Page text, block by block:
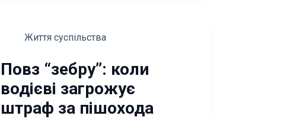
Життя суспільства
Повз “зебру”: коли
водієві загрожує
штраф за пішохода